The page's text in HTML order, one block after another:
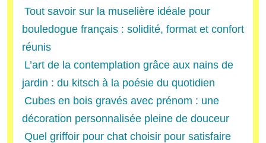
Tout savoir sur la muselière idéale pour
bouledogue français : solidité, format et confort
réunis
L’art de la contemplation grâce aux nains de
jardin : du kitsch à la poésie du quotidien
Cubes en bois gravés avec prénom : une
décoration personnalisée pleine de douceur
Quel griffoir pour chat choisir pour satisfaire